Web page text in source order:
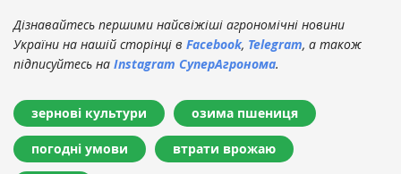
Дізнавайтесь першими найсвіжіші агрономічні новини
України на нашій сторінці в Facebook, Telegram, а також
підписуйтесь на Instagram СуперАгронома.
зернові культури озима пшениця
погодні умови втрати врожаю